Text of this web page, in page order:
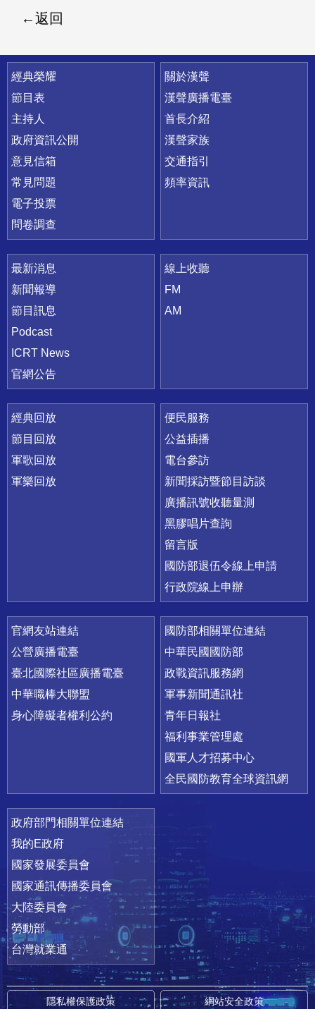
返回
快速連結
經典榮耀
節目表
主持人
政府資訊公開
意見信箱
常見問題
電子投票
問卷調查
關於漢聲
漢聲廣播電臺
首長介紹
漢聲家族
交通指引
頻率資訊
最新消息
新聞報導
節目訊息
Podcast
ICRT News
官網公告
線上收聽
FM
AM
經典回放
節目回放
軍歌回放
軍樂回放
便民服務
公益插播
電台參訪
新聞採訪暨節目訪談
廣播訊號收聽量測
黑膠唱片查詢
留言版
國防部退伍令線上申請
行政院線上申辦
官網友站連結
公營廣播電臺
臺北國際社區廣播電臺
中華職棒大聯盟
身心障礙者權利公約
國防部相關單位連結
中華民國國防部
政戰資訊服務網
軍事新聞通訊社
青年日報社
福利事業管理處
國軍人才招募中心
全民國防教育全球資訊網
政府部門相關單位連結
我的E政府
國家發展委員會
國家通訊傳播委員會
大陸委員會
勞動部
台灣就業通
隱私權保護政策 網站安全政策